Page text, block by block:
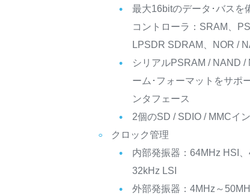
最大16bitのデータ･バスを
コントローラ：SRAM、
LPSDR SDRAM、NOR /
シリアルPSRAM / NAND
ーム･フォーマットをサポ
ンタフェース
2個のSD / SDIO / MMCイ
クロック管理
内部発振器：64MHz HSI
32kHz LSI
外部発振器：4MHz～